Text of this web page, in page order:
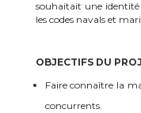
souhaitait une
les codes navals et
OBJECTIFS DU
Faire connaître la
concurrents.